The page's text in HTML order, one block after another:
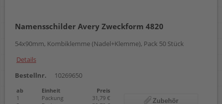
Namensschilder Avery Zweckform 4820
54x90mm, Kombiklemme (Nadel+Klemme), Pack 50 Stück
Details
Bestellnr.
10269650
ab Einheit
Preis
1
Packung
31,79 €
Zubehör